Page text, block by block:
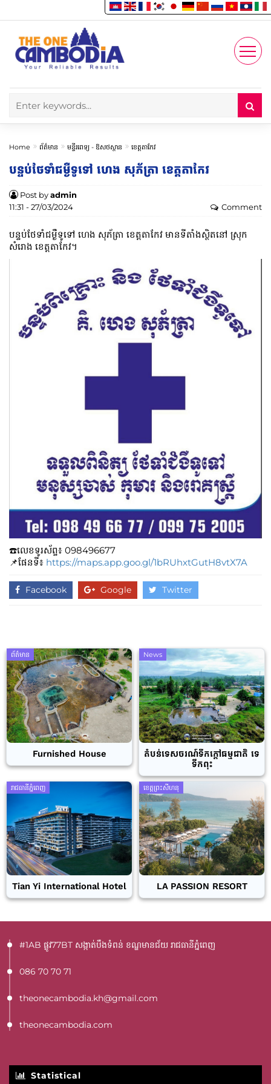
Account
Enjoy
Home ព័ត៌មាន មន្ទីរពេទ្យ -​ ឱសថស្ថាន ខេត្តតាកែវ
បន្ទប់ថែទាំជម្ងឺទូទៅ ហេង សុភ័ត្រា ខេត្តតាកែវ
Post byadmin
11:31 - 27/03/2024
Comment
បន្ទប់ថែទាំជម្ងឺទូទៅ ហេង សុភ័ត្រា ខេត្តតាកែវ មានទីតាំងស្ថិតនៅ ស្រុក
សំរោង ខេត្តតាកែវ។
☎️លេខទូរស័ព្ទ៖​​ 098496677
📌ផែនទី៖ https://maps.app.goo.gl/1bRUhxtGutH8vtX7A
Facebook Google Twitter
ព័ត៌មាន
Furnished House
News
តំបន់ទេសចរណ៍ទឹកក្តៅធម្មជាតិ ទេ
ទឹកពុះ
រាជធានីភ្នំពេញ
Tian Yi International Hotel
ខេត្តព្រះសីហនុ
LA PASSION RESORT
#1AB ផ្លូវ77BT​ សង្កាត់បឹងទំពន់ ខណ្ឌមានជ័យ រាជធានីភ្នំពេញ
086 70 70 71
theonecambodia.kh@gmail.com
theonecambodia.com
Statistical